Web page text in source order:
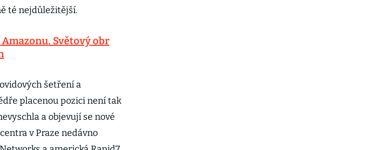
té nejdůležitější.
Světový obr
šetření a
placenou pozici není tak
a objevují se nové
v Praze nedávno